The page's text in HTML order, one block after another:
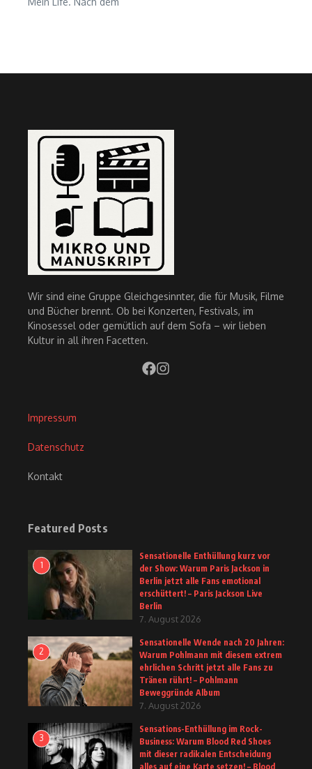
Wir sind eine Gruppe Gleichgesinnter, die für Musik, Filme
und Bücher brennt. Ob bei Konzerten, Festivals, im
Kinosessel oder gemütlich auf dem Sofa – wir lieben
Kultur in all ihren Facetten.
Impressum
Datenschutz
Kontakt
Featured Posts
1
Sensationelle Enthüllung kurz vor
der Show: Warum Paris Jackson in
Berlin jetzt alle Fans emotional
erschüttert! – Paris Jackson Live
Berlin
7. August 2026
2
Sensationelle Wende nach 20 Jahren:
Warum Pohlmann mit diesem extrem
ehrlichen Schritt jetzt alle Fans zu
Tränen rührt! – Pohlmann
Beweggründe Album
7. August 2026
3
Sensations-Enthüllung im Rock-
Business: Warum Blood Red Shoes
mit dieser radikalen Entscheidung
alles auf eine Karte setzen! – Blood